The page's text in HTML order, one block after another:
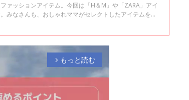
ァッションアイテム。今回は「H＆M」や「ZARA」アイ
みなさんも、おしゃれママがセレクトしたアイテムを参
arrow_forward_ios もっと読む